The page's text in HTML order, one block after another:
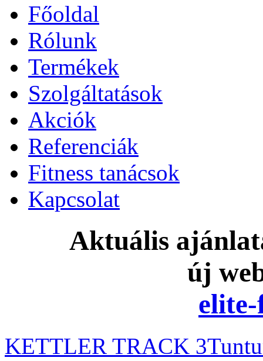
Főoldal
Rólunk
Termékek
Szolgáltatások
Akciók
Referenciák
Fitness tanácsok
Kapcsolat
Aktuális
új
KETTLER TRACK 3